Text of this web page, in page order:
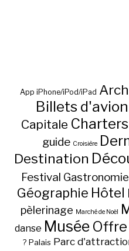
App iPhone/iPod/iPad
Billets d'avion
Capitale Charters
guide Croisière
Destination
Festival Gastronomie
Géographie Hôtel
pèlerinage Marché de Noël
danse Musée
? Palais Parc